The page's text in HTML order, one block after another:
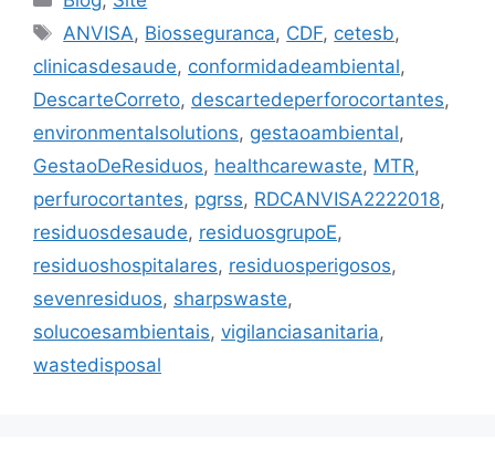
ANVISA, Biosseguranca, CDF, cetesb,
clinicasdesaude, conformidadeambiental,
DescarteCorreto, descartedeperforocortantes,
environmentalsolutions, gestaoambiental,
GestaoDeResiduos, healthcarewaste, MTR,
perfurocortantes, pgrss, RDCANVISA2222018,
residuosdesaude, residuosgrupoE,
residuoshospitalares, residuosperigosos,
sevenresiduos, sharpswaste,
solucoesambientais, vigilanciasanitaria,
wastedisposal